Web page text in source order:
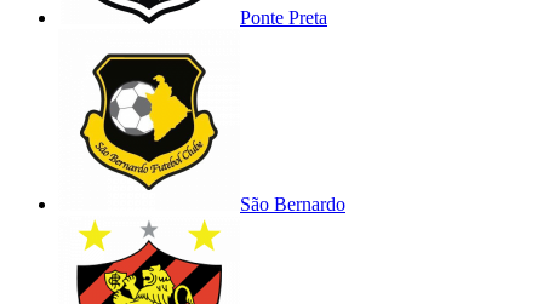
Ponte Preta
São Bernardo